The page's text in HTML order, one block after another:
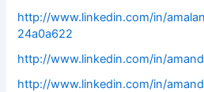
http://www.linkedin.com/in/
24a0a622
http://www.linkedin.com/in/
http://www.linkedin.com/in/